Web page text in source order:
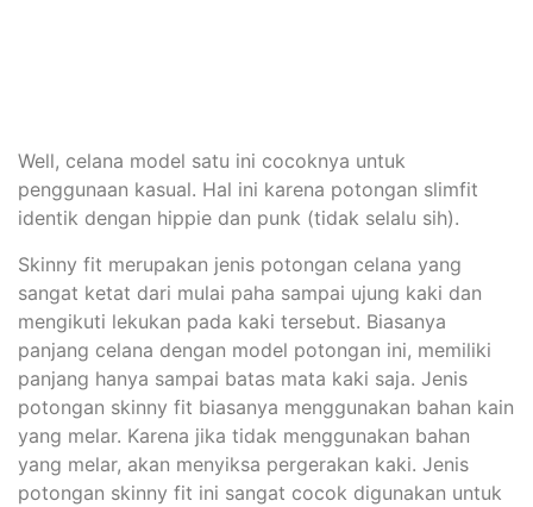
Well, celana model satu ini cocoknya untuk
penggunaan kasual. Hal ini karena potongan slimfit
identik dengan hippie dan punk (tidak selalu sih).
Skinny fit merupakan jenis potongan celana yang
sangat ketat dari mulai paha sampai ujung kaki dan
mengikuti lekukan pada kaki tersebut. Biasanya
panjang celana dengan model potongan ini, memiliki
panjang hanya sampai batas mata kaki saja. Jenis
potongan skinny fit biasanya menggunakan bahan kain
yang melar. Karena jika tidak menggunakan bahan
yang melar, akan menyiksa pergerakan kaki. Jenis
potongan skinny fit ini sangat cocok digunakan untuk